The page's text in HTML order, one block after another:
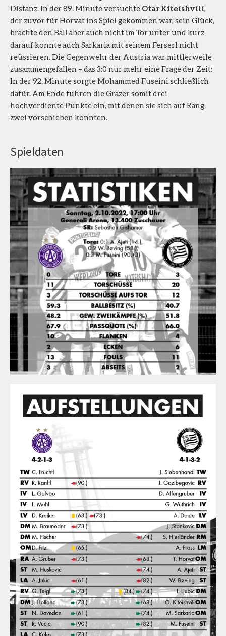
Distanz. In der 89. Minute versuchte Otar Kiteishvili,
der zuvor für Horvat ins Spiel gekommen war, sein Glück,
brachte den Ball aber auch nicht im Tor unter und kurz
darauf konnte auch Sarkaria mit seinem Ferserl nicht
reüssieren. Die Gegenwehr der Austria war mittlerweile
zusammengefallen – das 3:0 nur mehr eine Frage der Zeit:
In der 92. Minute sorgte Mohammed Fuseini schließlich
dafür. Am Ende fuhren die Grazer somit drei
hochverdiente Punkte ein, mit denen sie sich auf Rang
zwei vorschieben konnten.
Spieldaten